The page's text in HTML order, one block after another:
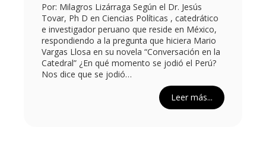
Por: Milagros Lizárraga Según el Dr. Jesús
Tovar, Ph D en Ciencias Políticas , catedrático
e investigador peruano que reside en México,
respondiendo a la pregunta que hiciera Mario
Vargas Llosa en su novela “Conversación en la
Catedral” ¿En qué momento se jodió el Perú?
Nos dice que se jodió…
Leer más...